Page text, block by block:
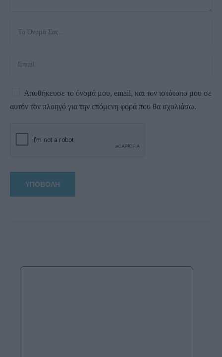
Αποθήκευσε το όνομά μου, email, και τον ιστότοπο μου σε
αυτόν τον πλοηγό για την επόμενη φορά που θα σχολιάσω.